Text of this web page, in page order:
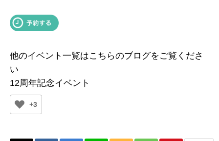
他のイベント一覧はこちらのブログをご覧くださ
い
12周年記念イベント
+3